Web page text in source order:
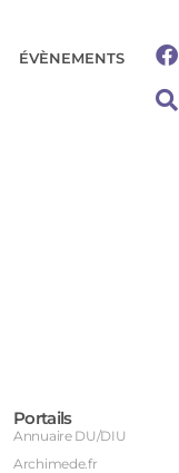
ÉVÈNEMENTS
Portails
Annuaire DU/DIU
Archimede.fr